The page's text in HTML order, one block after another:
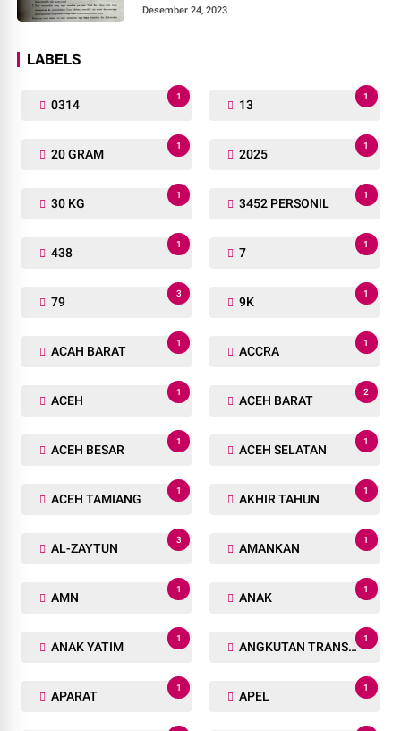
Desember 24, 2023
LABELS
0314
1
13
1
20 GRAM
1
2025
1
30 KG
1
3452 PERSONIL
1
438
1
7
1
79
3
9K
1
ACAH BARAT
1
ACCRA
1
ACEH
1
ACEH BARAT
2
ACEH BESAR
1
ACEH SELATAN
1
ACEH TAMIANG
1
AKHIR TAHUN
1
AL-ZAYTUN
3
AMANKAN
1
AMN
1
ANAK
1
ANAK YATIM
1
ANGKUTAN TRANSPORTASI
1
APARAT
1
APEL
1